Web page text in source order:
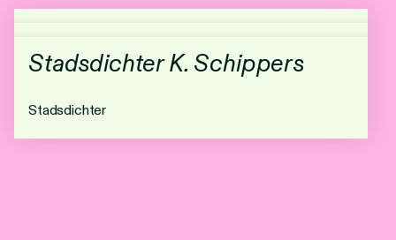
Stadsdichter K. Schippers
Stadsdichter